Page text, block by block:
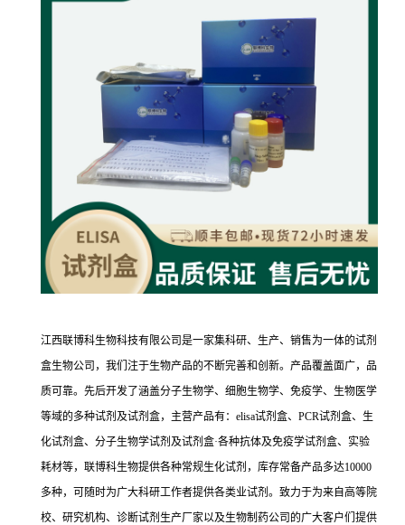
江西联博科生物科技有限公司是一家集科研、生产、销售为一体的试剂
盒生物公司，我们注于生物产品的不断完善和创新。产品覆盖面广，品
质可靠。先后开发了涵盖分子生物学、细胞生物学、免疫学、生物医学
等域的多种试剂及试剂盒，主营产品有：elisa试剂盒、PCR试剂盒、生
化试剂盒、分子生物学试剂及试剂盒·各种抗体及免疫学试剂盒、实验
耗材等，联博科生物提供各种常规生化试剂，库存常备产品多达10000
多种，可随时为广大科研工作者提供各类业试剂。致力于为来自高等院
校、研究机构、诊断试剂生产厂家以及生物制药公司的广大客户们提供